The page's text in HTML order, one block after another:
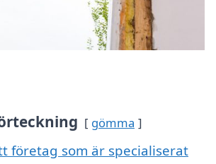
gömma
företag som är specialiserat